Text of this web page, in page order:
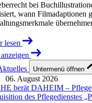
bei
wann Filmadaptionen
lesen
Untermenü öffnen
06. August 2026
berät DAHEIM –
des Pflegedienstes